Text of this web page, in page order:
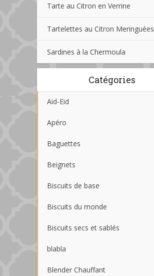
Tarte au Citron en Verrine
Tartelettes au Citron Meringuées
Sardines à la Chermoula
Catégories
Aid-Eid
Apéro
Baguettes
Beignets
Biscuits de base
Biscuits du monde
Biscuits secs et sablés
blabla
Blender Chauffant